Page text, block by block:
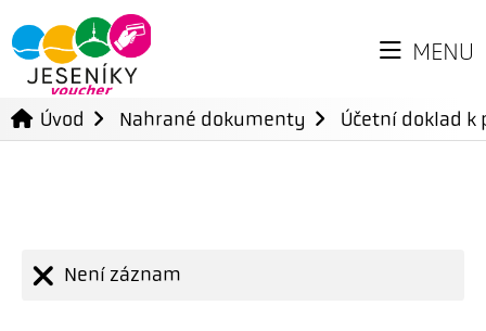
MENU
Úvod Nahrané dokumenty Účetní doklad
Není záznam